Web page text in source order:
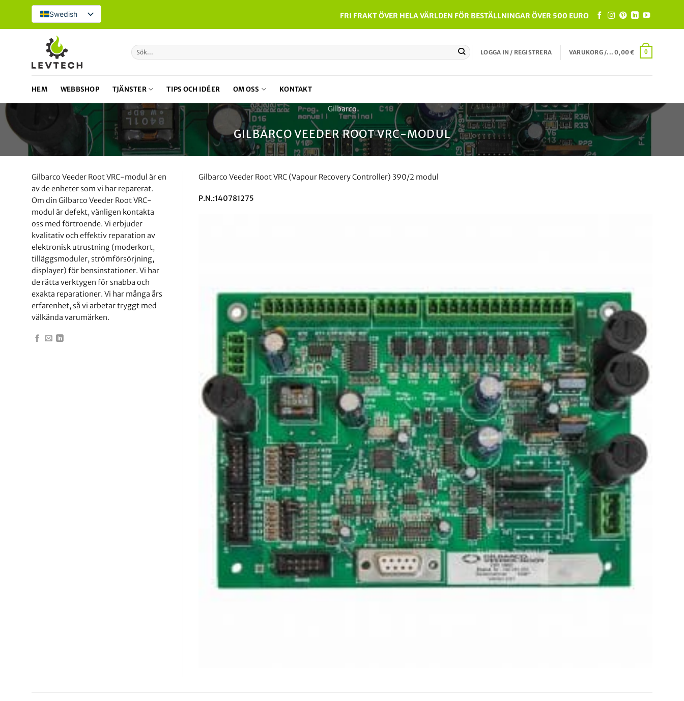
innehåll
Swedish FRI FRAKT ÖVER HELA VÄRLDEN FÖR BESTÄLLNINGAR ÖVER 500 EURO
Sök
efter:
LOGGA IN / REGISTRERA VARUKORG /...0,00€ 0
HEM WEBBSHOP TJÄNSTER TIPS OCH IDÉER OM OSS KONTAKT
Gilbarco
GILBARCO VEEDER ROOT VRC-MODUL
Gilbarco Veeder Root VRC-modul är en
av de enheter som vi har reparerat.
Om din Gilbarco Veeder Root VRC-
modul är defekt, vänligen kontakta
oss med förtroende. Vi erbjuder
kvalitativ och effektiv reparation av
elektronisk utrustning (moderkort,
tilläggsmoduler, strömförsörjning,
displayer) för bensinstationer. Vi har
de rätta verktygen för snabba och
exakta reparationer. Vi har många års
erfarenhet, så vi arbetar tryggt med
välkända varumärken.
Gilbarco Veeder Root VRC (Vapour Recovery Controller) 390/2 modul
P.N.:140781275